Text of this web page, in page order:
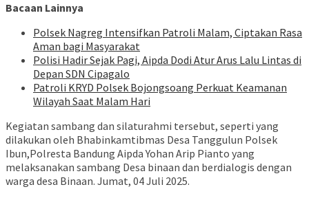
Bacaan Lainnya
Polsek Nagreg Intensifkan Patroli Malam, Ciptakan Rasa
Aman bagi Masyarakat
Polisi Hadir Sejak Pagi, Aipda Dodi Atur Arus Lalu Lintas di
Depan SDN Cipagalo
Patroli KRYD Polsek Bojongsoang Perkuat Keamanan
Wilayah Saat Malam Hari
Kegiatan sambang dan silaturahmi tersebut, seperti yang
dilakukan oleh Bhabinkamtibmas Desa Tanggulun Polsek
Ibun,Polresta Bandung Aipda Yohan Arip Pianto yang
melaksanakan sambang Desa binaan dan berdialogis dengan
warga desa Binaan. Jumat, 04 Juli 2025.